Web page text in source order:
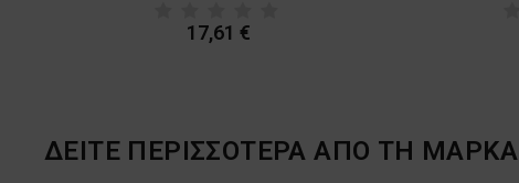
17,61 €
ΔΕΙΤΕ ΠΕΡΙΣΣΟΤΕΡΑ ΑΠΟ ΤΗ ΜΑΡΚΑ